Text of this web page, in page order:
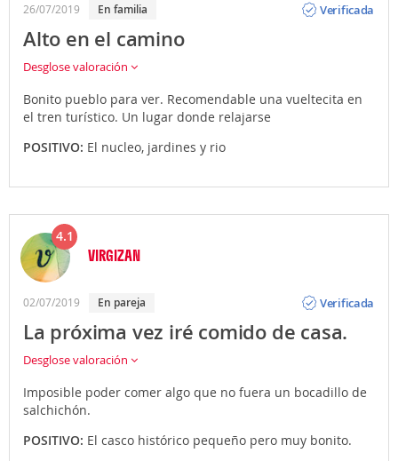
26/07/2019 En familia
Verificada
Alto en el camino
Desglose valoración
Bonito pueblo para ver. Recomendable una vueltecita en
el tren turístico. Un lugar donde relajarse
POSITIVO: El nucleo, jardines y rio
4.1
VIRGIZAN
02/07/2019 En pareja
Verificada
La próxima vez iré comido de casa.
Desglose valoración
Imposible poder comer algo que no fuera un bocadillo de
salchichón.
POSITIVO: El casco histórico pequeño pero muy bonito.